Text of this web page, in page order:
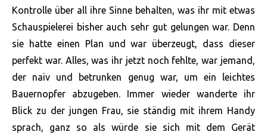
Kontrolle über all ihre Sinne behalten, was ihr mit etwas
Schauspielerei bisher auch sehr gut gelungen war. Denn
sie hatte einen Plan und war überzeugt, dass dieser
perfekt war. Alles, was ihr jetzt noch fehlte, war jemand,
der naiv und betrunken genug war, um ein leichtes
Bauernopfer abzugeben. Immer wieder wanderte ihr
Blick zu der jungen Frau, sie ständig mit ihrem Handy
sprach, ganz so als würde sie sich mit dem Gerät